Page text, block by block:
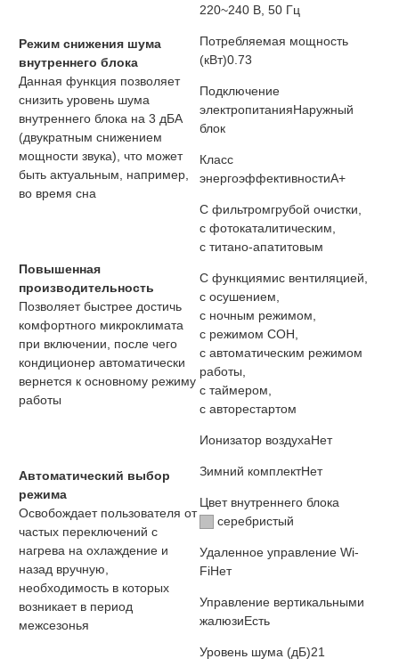
Режим снижения шума
внутреннего блока
Данная функция позволяет
снизить уровень шума
внутреннего блока на 3 дБА
(двукратным снижением
мощности звука), что может
быть актуальным, например,
во время сна
Повышенная
производительность
Позволяет быстрее достичь
комфортного микроклимата
при включении, после чего
кондиционер автоматически
вернется к основному режиму
работы
Автоматический выбор
режима
Освобождает пользователя от
частых переключений с
нагрева на охлаждение и
назад вручную,
необходимость в которых
возникает в период
межсезонья
220~240 В, 50 Гц
Потребляемая мощность
(кВт)0.73
Подключение
электропитанияНаружный
блок
Класс
энергоэффективностиA+
С фильтромгрубой очистки,
с фотокаталитическим,
с титано-апатитовым
С функциямис вентиляцией,
с осушением,
с ночным режимом,
с режимом СОН,
с автоматическим режимом
работы,
с таймером,
с авторестартом
Ионизатор воздухаНет
Зимний комплектНет
Цвет внутреннего блока
серебристый
Удаленное управление Wi-
FiНет
Управление вертикальными
жалюзиЕсть
Уровень шума (дБ)21